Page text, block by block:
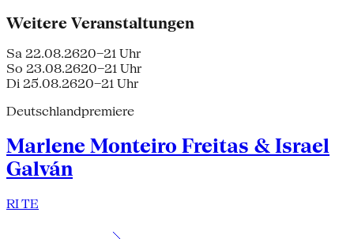
Weitere Veranstaltungen
Sa 22.08.2620–21 Uhr
So 23.08.2620–21 Uhr
Di 25.08.2620–21 Uhr
Deutschlandpremiere
Marlene Monteiro Freitas & Israel
Galván
RI TE